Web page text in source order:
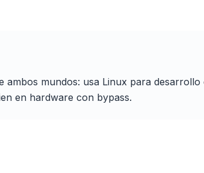
mundos: usa Linux para desarrollo
en hardware con bypass.